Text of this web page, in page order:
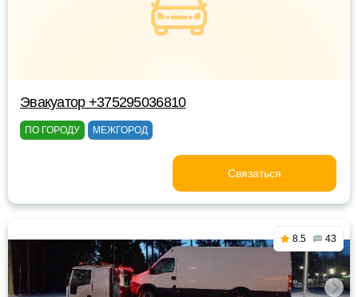
Эвакуатор +375295036810
ПО ГОРОДУ МЕЖГОРОД
Связаться
8.5 43